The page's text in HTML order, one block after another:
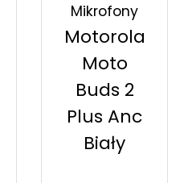
Mikrofony
Motorola
Moto
Buds 2
Plus Anc
Biały